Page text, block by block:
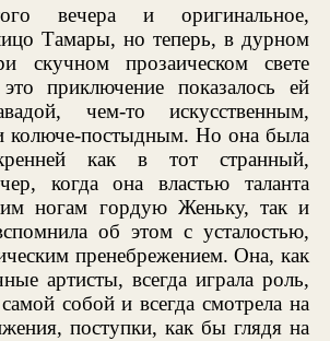
вечера и оригинальное,
Тамары, но теперь, в дурном
скучном прозаическом свете
приключение показалось ей
чем-то искусственным,
колюче-постыдным. Но она была
как в тот странный,
когда она властью таланта
ногам гордую Женьку, так и
об этом с усталостью,
пренебрежением. Она, как
артисты, всегда играла роль,
собой и всегда смотрела на
поступки, как бы глядя на